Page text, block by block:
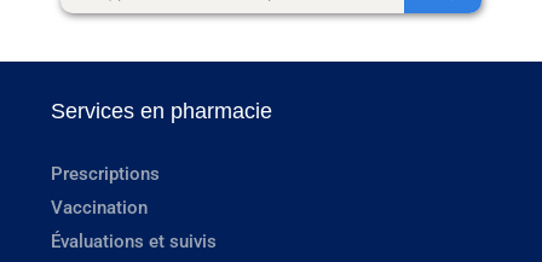
Services en pharmacie
Prescriptions
Vaccination
Évaluations et suivis